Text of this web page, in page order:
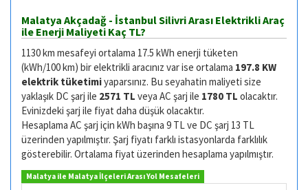
Malatya Akçadağ - İstanbul Silivri Arası Elektrikli Araç
ile Enerji Maliyeti Kaç TL?
1130 km mesafeyi ortalama 17.5 kWh enerji tüketen
(kWh/100 km) bir elektrikli aracınız var ise ortalama 197.8 KW
elektrik tüketimiyaparsınız. Bu seyahatin maliyeti size
yaklaşık DC şarj ile 2571 TL veya AC şarj ile 1780 TL olacaktır.
Evinizdeki şarj ile fiyat daha düşük olacaktır.
Hesaplama AC şarj için kWh başına 9 TL ve DC şarj 13 TL
üzerinden yapılmıştır. Şarj fiyatı farklı istasyonlarda farklılık
gösterebilir. Ortalama fiyat üzerinden hesaplama yapılmıştır.
Malatya ile Malatya İlçeleri Arası Yol Mesafeleri